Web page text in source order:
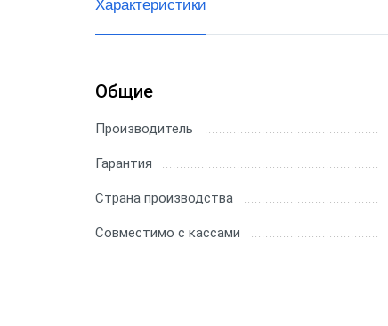
Характеристики
Общие
Производитель
Гарантия
Страна производства
Совместимо с кассами